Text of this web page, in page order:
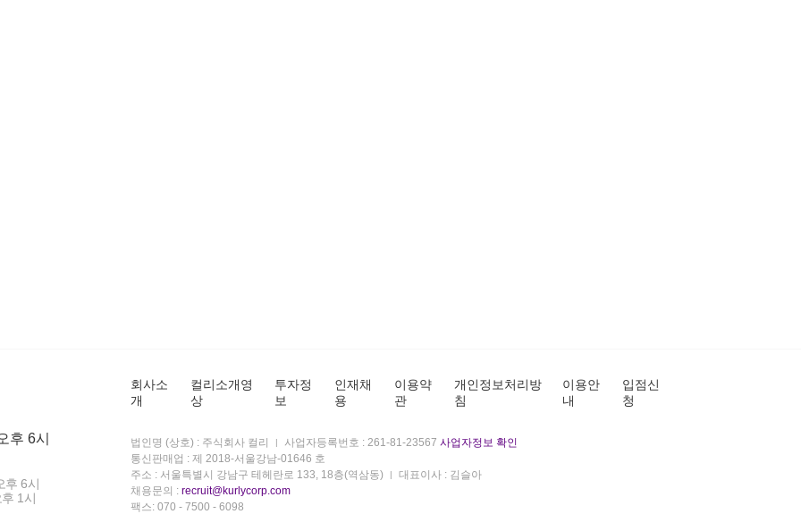
후 6시
후 6시
1시
회사소
개
컬리소개영
상
투자정
보
인재채
용
이용약
관
개인정보처리방
침
이용안
내
입점신
청
법인명 (상호) : 주식회사 컬리 사업자등록번호 : 261-81-23567 사업자정보 확인
통신판매업 : 제 2018-서울강남-01646 호
주소 : 서울특별시 강남구 테헤란로 133, 18층(역삼동)
대표이사 : 김슬아
채용문의 : recruit@kurlycorp.com
팩스: 070 - 7500 - 6098